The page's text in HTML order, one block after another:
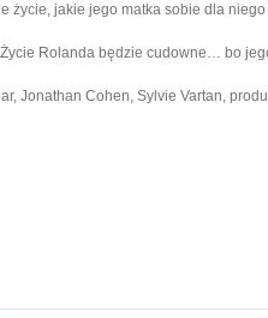
życie, jakie jego matka sobie dla niego
Rolanda będzie cudowne… bo
Jonathan Cohen, Sylvie Vartan,